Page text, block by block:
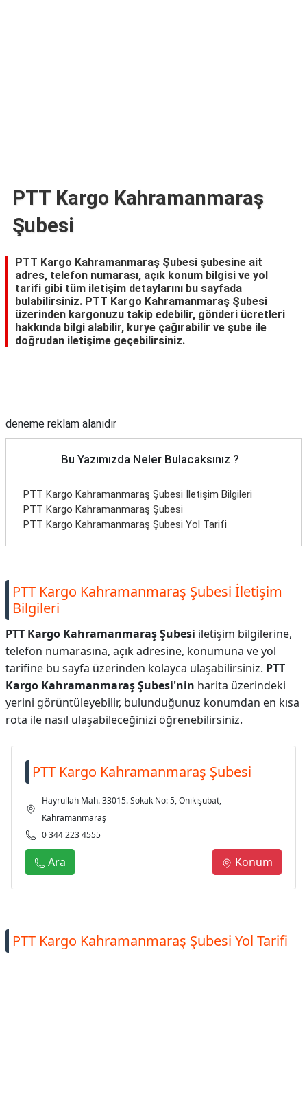
PTT Kargo Kahramanmaraş
Şubesi
PTT Kargo Kahramanmaraş Şubesi şubesine ait
adres, telefon numarası, açık konum bilgisi ve yol
tarifi gibi tüm iletişim detaylarını bu sayfada
bulabilirsiniz. PTT Kargo Kahramanmaraş Şubesi
üzerinden kargonuzu takip edebilir, gönderi ücretleri
hakkında bilgi alabilir, kurye çağırabilir ve şube ile
doğrudan iletişime geçebilirsiniz.
deneme reklam alanıdır
Bu Yazımızda Neler Bulacaksınız ?
PTT Kargo Kahramanmaraş Şubesi İletişim Bilgileri
PTT Kargo Kahramanmaraş Şubesi
PTT Kargo Kahramanmaraş Şubesi Yol Tarifi
PTT Kargo Kahramanmaraş Şubesi İletişim
Bilgileri
PTT Kargo Kahramanmaraş Şubesi iletişim bilgilerine,
telefon numarasına, açık adresine, konumuna ve yol
tarifine bu sayfa üzerinden kolayca ulaşabilirsiniz. PTT
Kargo Kahramanmaraş Şubesi'nin harita üzerindeki
yerini görüntüleyebilir, bulunduğunuz konumdan en kısa
rota ile nasıl ulaşabileceğinizi öğrenebilirsiniz.
PTT Kargo Kahramanmaraş Şubesi
Hayrullah Mah. 33015. Sokak No: 5, Onikişubat,
Kahramanmaraş
0 344 223 4555
Ara Konum
PTT Kargo Kahramanmaraş Şubesi Yol Tarifi